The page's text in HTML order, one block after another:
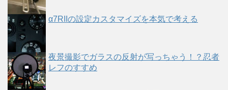
α7RIIの設定カスタマイズを本気で考える
夜景撮影でガラスの反射が写っちゃう！？忍者
レフのすすめ